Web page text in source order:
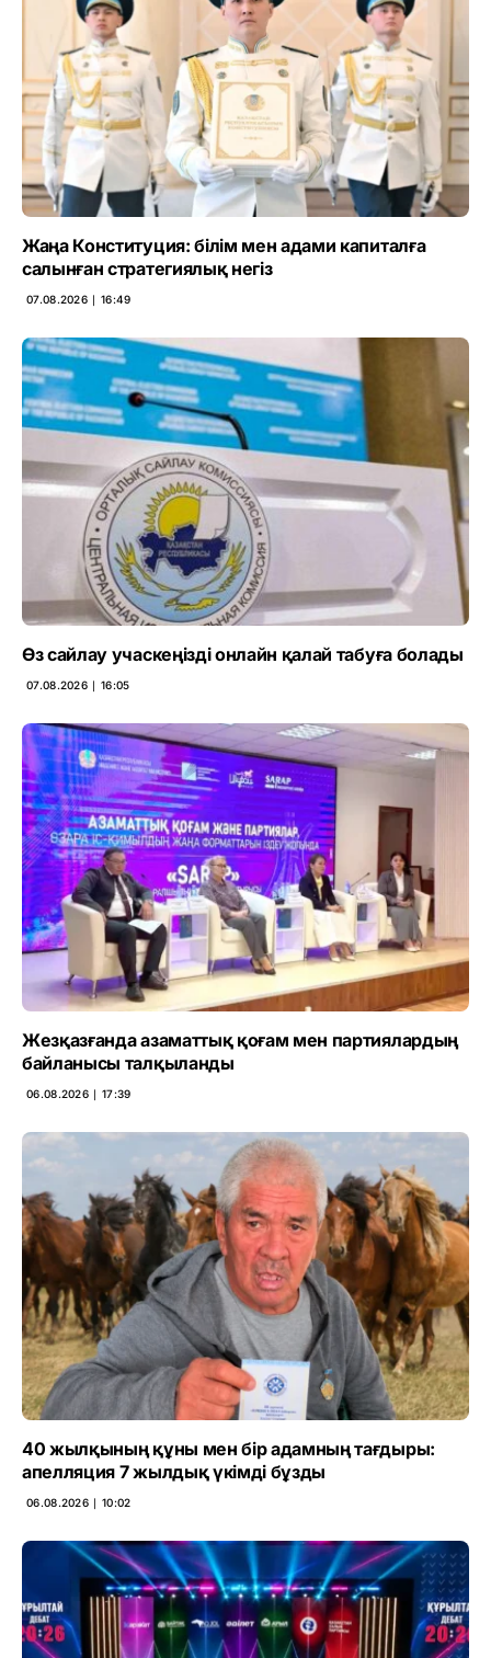
Жаңа Конституция: білім мен адами капиталға
салынған стратегиялық негіз
07.08.2026 ∣ 16:49
Өз сайлау учаскеңізді онлайн қалай табуға болады
07.08.2026 ∣ 16:05
Жезқазғанда азаматтық қоғам мен партиялардың
байланысы талқыланды
06.08.2026 ∣ 17:39
40 жылқының құны мен бір адамның тағдыры:
апелляция 7 жылдық үкімді бұзды
06.08.2026 ∣ 10:02